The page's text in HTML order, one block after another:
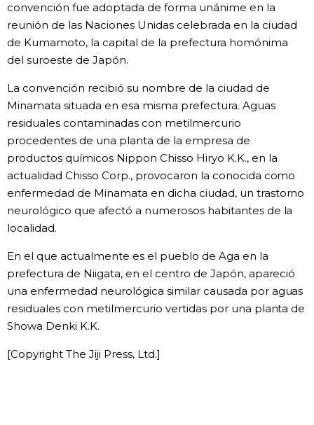
Datos de Japón
Fragmentos de Japón
Gente
Tokio
Avisos
convención fue adoptada de forma unánime en la
reunión de las Naciones Unidas celebrada en la ciudad
de Kumamoto, la capital de la prefectura homónima
del suroeste de Japón.
La convención recibió su nombre de la ciudad de
Minamata situada en esa misma prefectura. Aguas
residuales contaminadas con metilmercurio
procedentes de una planta de la empresa de
productos químicos Nippon Chisso Hiryo K.K., en la
actualidad Chisso Corp., provocaron la conocida como
enfermedad de Minamata en dicha ciudad, un trastorno
neurológico que afectó a numerosos habitantes de la
localidad.
En el que actualmente es el pueblo de Aga en la
prefectura de Niigata, en el centro de Japón, apareció
una enfermedad neurológica similar causada por aguas
residuales con metilmercurio vertidas por una planta de
Showa Denki K.K.
[Copyright The Jiji Press, Ltd.]